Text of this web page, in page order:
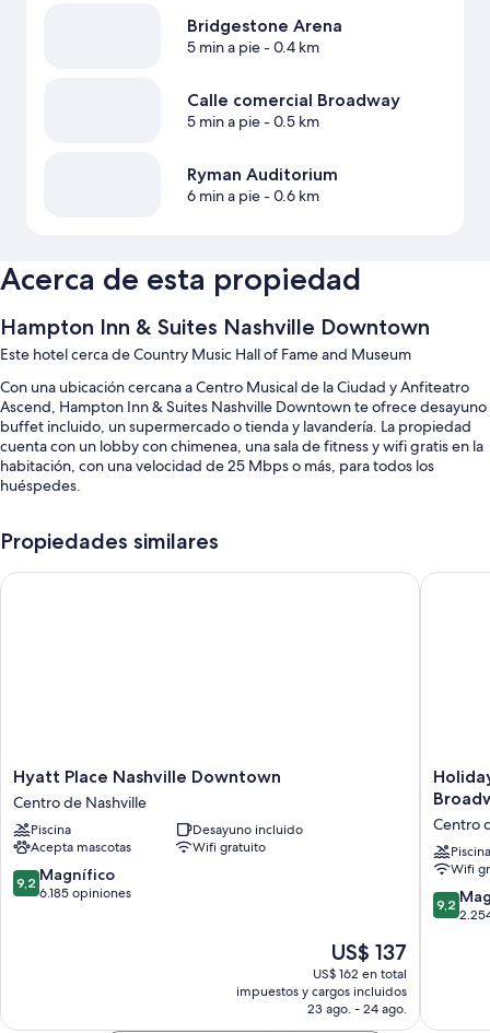
Bridgestone Arena
5 min a pie- 0.4 km
Calle comercial Broadway
5 min a pie- 0.5 km
Ryman Auditorium
6 min a pie- 0.6 km
Acerca de esta propiedad
Hampton Inn & Suites Nashville Downtown
Este hotel cerca de Country Music Hall of Fame and Museum
Con una ubicación cercana a Centro Musical de la Ciudad y Anfiteatro
Ascend, Hampton Inn & Suites Nashville Downtown te ofrece desayuno
buffet incluido, un supermercado o tienda y lavandería. La propiedad
cuenta con un lobby con chimenea, una sala de fitness y wifi gratis en la
habitación, con una velocidad de 25 Mbps o más, para todos los
huéspedes.
Valet parking con cargo, un cajero automático o servicios bancarios y
una caja de seguridad en la recepción
Las 207 habitaciones proporcionan comodidades como aire
acondicionado. Además, brindan servicios como wifi gratis y sillas de
escritorio. Los huéspedes hablan muy bien sobre la limpieza de las
habitaciones en esta propiedad.
También se incluyen los siguientes beneficios adicionales en todas las
habitaciones:
Baños con artículos de tocador gratuitos y secadores de pelo
Televisiones LCD de 42 pulgadas con canales de televisión premium
Propiedades similares
Hyatt
Place
Nashville
Downtown
Centro
de
Nashville
Hyatt Place Nashville Downtown
Centro de Nashville
Piscina
Desayuno incluido
Acepta mascotas
Wifi gratuito
9.2
de
9,2 Magnífico
6.185 opiniones
El
precio
actual
es
de
US$ 137
US$ 162 en total
impuestos y cargos incluidos
23 ago. - 24 ago.
Hyatt Place Nashville Downtown
Holiday
Inn
Suites
-
Centro
Piscina
Wifi
9.2
de
9,2
Holiday